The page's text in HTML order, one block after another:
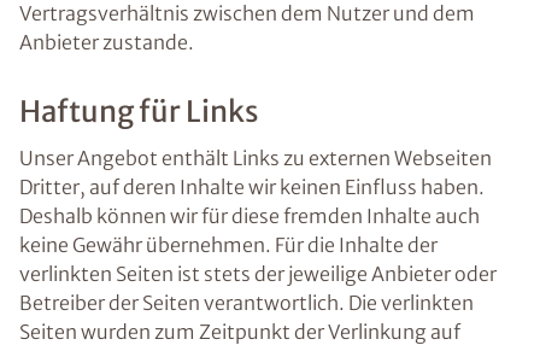
Vertragsverhältnis zwischen dem Nutzer und dem
Anbieter zustande.
Haftung für Links
Unser Angebot enthält Links zu externen Webseiten
Dritter, auf deren Inhalte wir keinen Einfluss haben.
Deshalb können wir für diese fremden Inhalte auch
keine Gewähr übernehmen. Für die Inhalte der
verlinkten Seiten ist stets der jeweilige Anbieter oder
Betreiber der Seiten verantwortlich. Die verlinkten
Seiten wurden zum Zeitpunkt der Verlinkung auf